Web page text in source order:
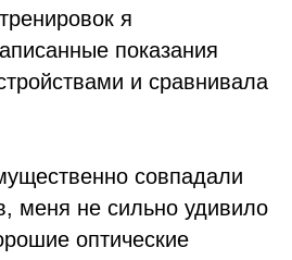
я
показания
и сравнивала
совпадали
меня не сильно удивило
оптические